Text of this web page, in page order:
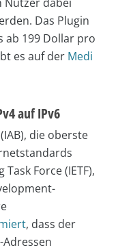
Das Plugin
ab 199 Dollar pro
es auf der Medi
auf IPv6
die oberste
Force (IETF),
, dass der